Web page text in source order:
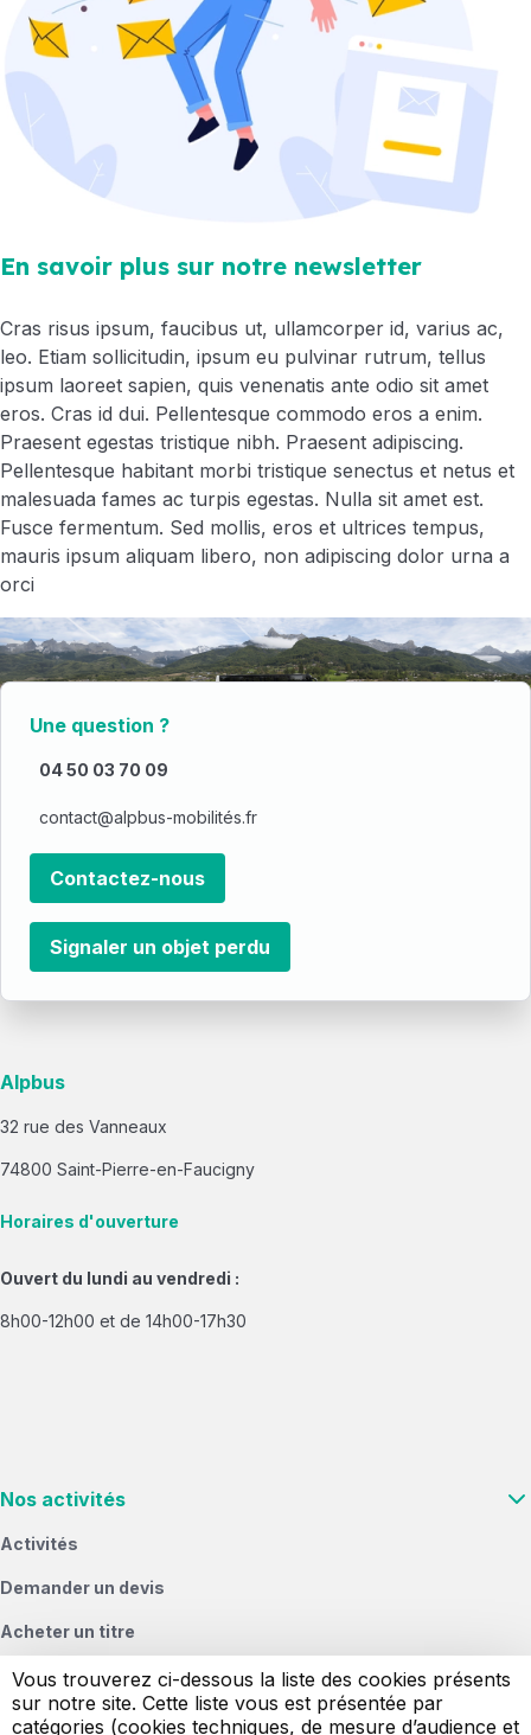
En savoir plus sur notre newsletter
Cras risus ipsum, faucibus ut, ullamcorper id, varius ac,
leo. Etiam sollicitudin, ipsum eu pulvinar rutrum, tellus
ipsum laoreet sapien, quis venenatis ante odio sit amet
eros. Cras id dui. Pellentesque commodo eros a enim.
Praesent egestas tristique nibh. Praesent adipiscing.
Pellentesque habitant morbi tristique senectus et netus et
malesuada fames ac turpis egestas. Nulla sit amet est.
Fusce fermentum. Sed mollis, eros et ultrices tempus,
mauris ipsum aliquam libero, non adipiscing dolor urna a
orci
Une question ?
04 50 03 70 09
contact@alpbus-mobilités.fr
Contactez-nous
Signaler un objet perdu
Alpbus
32 rue des Vanneaux
74800 Saint-Pierre-en-Faucigny
Horaires d'ouverture
Ouvert du lundi au vendredi :
8h00-12h00 et de 14h00-17h30
Nos activités
Activités
Demander un devis
Acheter un titre
Vous & nous
Signaler un objet perdu
Vous trouverez ci-dessous la liste des cookies présents
sur notre site. Cette liste vous est présentée par
catégories (cookies techniques, de mesure d’audience et